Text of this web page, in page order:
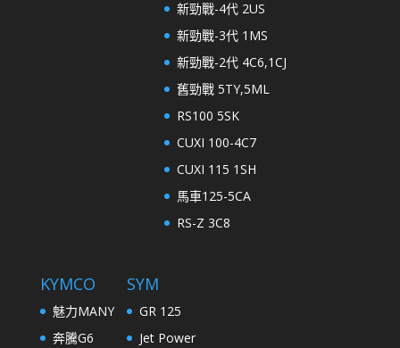
新勁戰-4代 2US
新勁戰-3代 1MS
新勁戰-2代 4C6,1CJ
舊勁戰 5TY,5ML
RS100 5SK
CUXI 100-4C7
CUXI 115 1SH
馬車125-5CA
RS-Z 3C8
KYMCO
魅力MANY
奔騰G6
SYM
GR 125
Jet Power